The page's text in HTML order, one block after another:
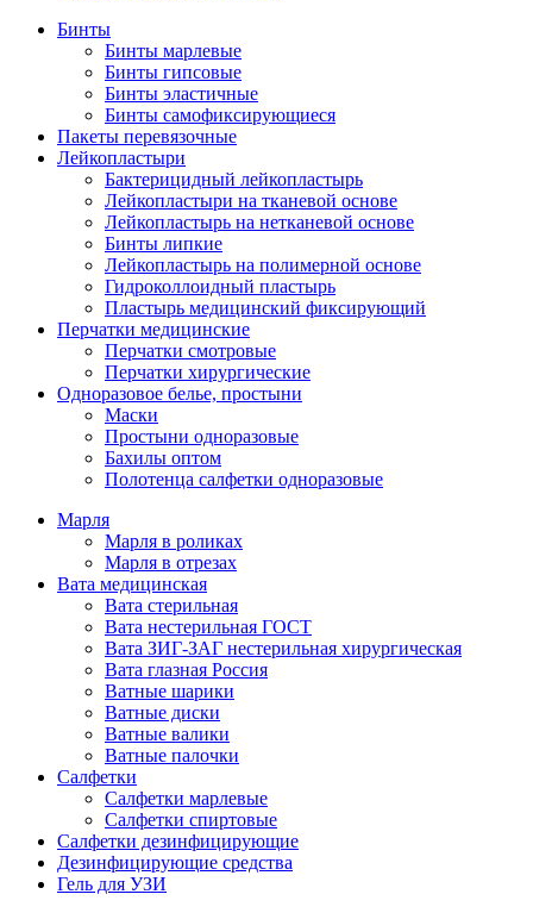
Бинты
Бинты марлевые
Бинты гипсовые
Бинты эластичные
Бинты самофиксирующиеся
Пакеты перевязочные
Лейкопластыри
Бактерицидный лейкопластырь
Лейкопластыри на тканевой основе
Лейкопластырь на нетканевой основе
Бинты липкие
Лейкопластырь на полимерной основе
Гидроколлоидный пластырь
Пластырь медицинский фиксирующий
Перчатки медицинские
Перчатки смотровые
Перчатки хирургические
Одноразовое белье, простыни
Маски
Простыни одноразовые
Бахилы оптом
Полотенца салфетки одноразовые
Марля
Марля в роликах
Марля в отрезах
Вата медицинская
Вата стерильная
Вата нестерильная ГОСТ
Вата ЗИГ-ЗАГ нестерильная хирургическая
Вата глазная Россия
Ватные шарики
Ватные диски
Ватные валики
Ватные палочки
Салфетки
Салфетки марлевые
Салфетки спиртовые
Салфетки дезинфицирующие
Дезинфицирующие средства
Гель для УЗИ